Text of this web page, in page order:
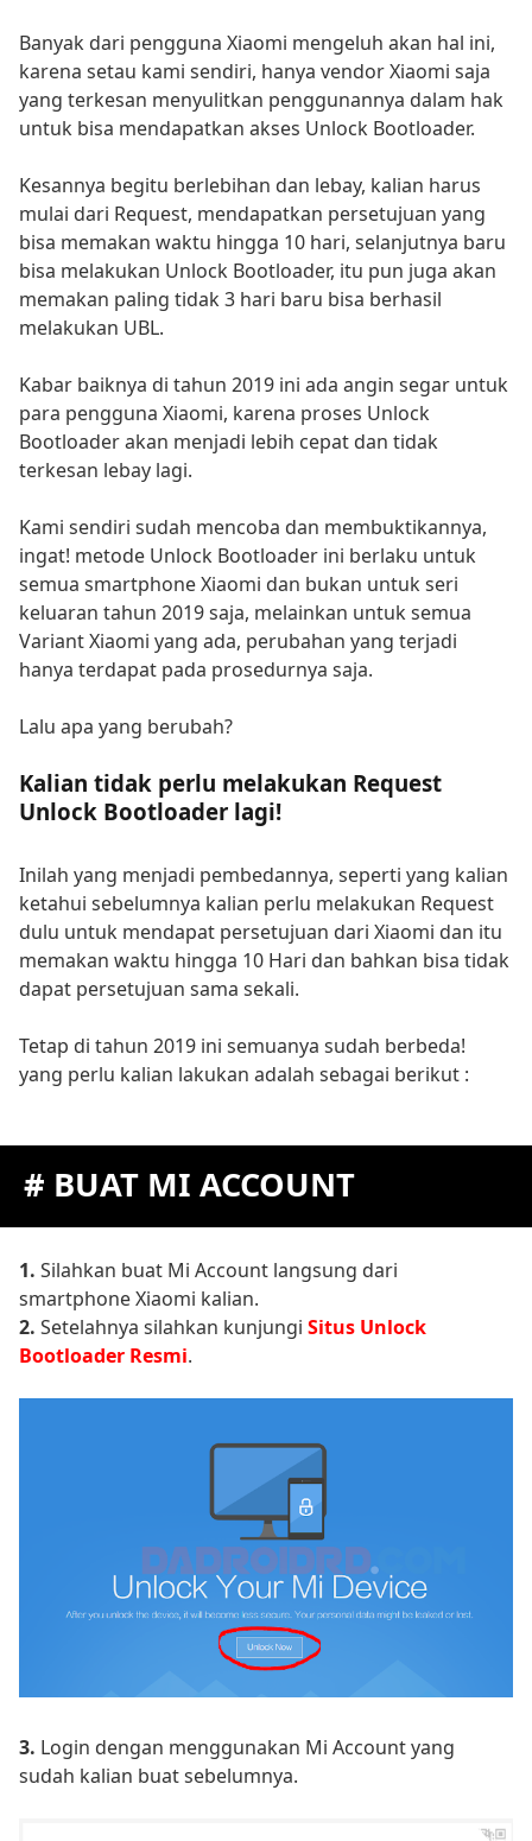
Banyak dari pengguna Xiaomi mengeluh akan hal ini,
karena setau kami sendiri, hanya vendor Xiaomi saja
yang terkesan menyulitkan penggunannya dalam hak
untuk bisa mendapatkan akses Unlock Bootloader.
Kesannya begitu berlebihan dan lebay, kalian harus
mulai dari Request, mendapatkan persetujuan yang
bisa memakan waktu hingga 10 hari, selanjutnya baru
bisa melakukan Unlock Bootloader, itu pun juga akan
memakan paling tidak 3 hari baru bisa berhasil
melakukan UBL.
Kabar baiknya di tahun 2019 ini ada angin segar untuk
para pengguna Xiaomi, karena proses Unlock
Bootloader akan menjadi lebih cepat dan tidak
terkesan lebay lagi.
Kami sendiri sudah mencoba dan membuktikannya,
ingat! metode Unlock Bootloader ini berlaku untuk
semua smartphone Xiaomi dan bukan untuk seri
keluaran tahun 2019 saja, melainkan untuk semua
Variant Xiaomi yang ada, perubahan yang terjadi
hanya terdapat pada prosedurnya saja.
Lalu apa yang berubah?
Kalian tidak perlu melakukan Request
Unlock Bootloader lagi!
Inilah yang menjadi pembedannya, seperti yang kalian
ketahui sebelumnya kalian perlu melakukan Request
dulu untuk mendapat persetujuan dari Xiaomi dan itu
memakan waktu hingga 10 Hari dan bahkan bisa tidak
dapat persetujuan sama sekali.
Tetap di tahun 2019 ini semuanya sudah berbeda!
yang perlu kalian lakukan adalah sebagai berikut :
# BUAT MI ACCOUNT
1. Silahkan buat Mi Account langsung dari
smartphone Xiaomi kalian.
2. Setelahnya silahkan kunjungi Situs Unlock
Bootloader Resmi.
3. Login dengan menggunakan Mi Account yang
sudah kalian buat sebelumnya.